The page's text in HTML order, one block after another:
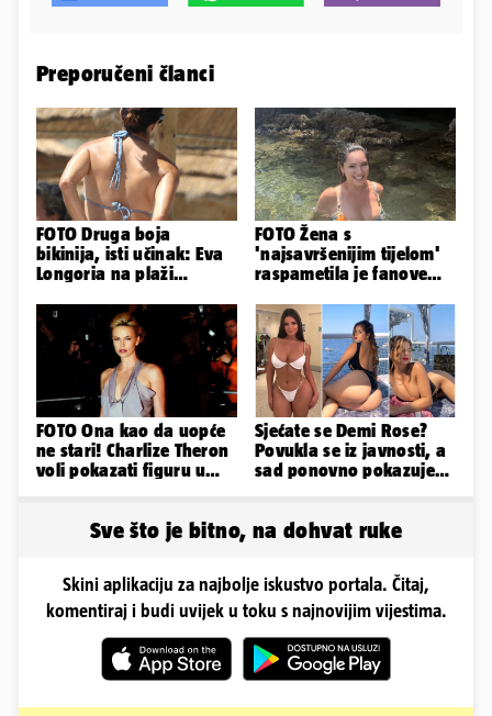
Preporučeni članci
FOTO Druga boja
bikinija, isti učinak: Eva
Longoria na plaži
obline
FOTO Žena s
'najsavršenijim tijelom'
raspametila je fanove
plićaka
FOTO Ona kao da uopće
ne stari! Charlize Theron
voli pokazati figuru u
Sjećate se Demi Rose?
Povukla se iz javnosti, a
sad ponovno pokazuje
Sve što je bitno, na dohvat ruke
Skini aplikaciju za najbolje iskustvo portala. Čitaj,
komentiraj i budi uvijek u toku s najnovijim vijestima.